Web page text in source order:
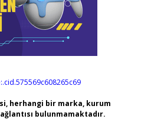
herhangi bir marka, kurum
bulunmamaktadır.